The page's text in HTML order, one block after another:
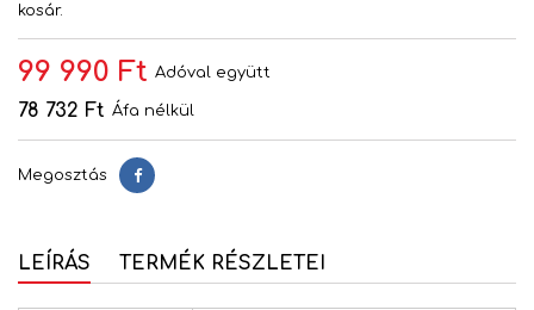
kosár.
99 990 Ft Adóval együtt
78 732 Ft Áfa nélkül
Megosztás Megosztás
LEÍRÁS TERMÉK RÉSZLETEI